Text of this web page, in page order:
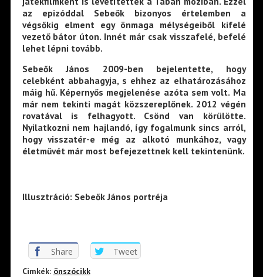
az epizóddal Sebeők bizonyos értelemben a
végsőkig elment egy önmaga mélységeiből kifelé
vezető bátor úton. Innét már csak visszafelé, befelé
lehet lépni tovább.
Sebeők János 2009-ben bejelentette, hogy
celebként abbahagyja, s ehhez az elhatározásához
máig hű. Képernyős megjelenése azóta sem volt. Ma
már nem tekinti magát közszereplőnek. 2012 végén
rovatával is felhagyott. Csönd van körülötte.
Nyilatkozni nem hajlandó, így fogalmunk sincs arról,
hogy visszatér-e még az alkotó munkához, vagy
életművét már most befejezettnek kell tekintenünk.
Illusztráció: Sebeők János portréja
Share Tweet
Cimkék: önszócikk